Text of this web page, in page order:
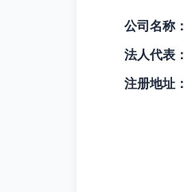
公司名称：
法人代表：
注册地址：